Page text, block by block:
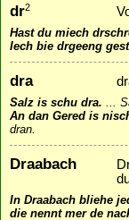
dr2
Hast du miech
Iech bie drgeeng
dra
Salz is schu dra.
An dan Gered is
dran.
Draabach
In Draabach bliehe
die nennt mer de